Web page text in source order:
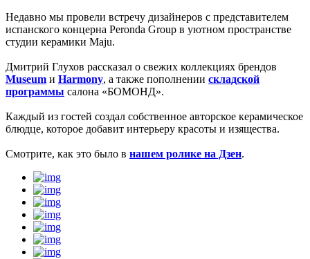
Недавно мы провели встречу дизайнеров с представителем
испанского концерна Peronda Group в уютном пространстве
студии керамики Maju.
Дмитрий Глухов рассказал о свежих коллекциях брендов
Museum и Harmony, а также пополнении складской
программы салона «БОМОНД».
Каждый из гостей создал собственное авторское керамическое
блюдце, которое добавит интерьеру красоты и изящества.
Смотрите, как это было в нашем ролике на Дзен.